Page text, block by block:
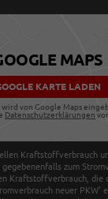
MAPS
KARTE LADEN
wird von Google Maps
Datenschutzerklärungen
Kraftstoffverbrauch
gegebenenfalls zum
Kraftstoffverbrauch, die
neuer PKW'